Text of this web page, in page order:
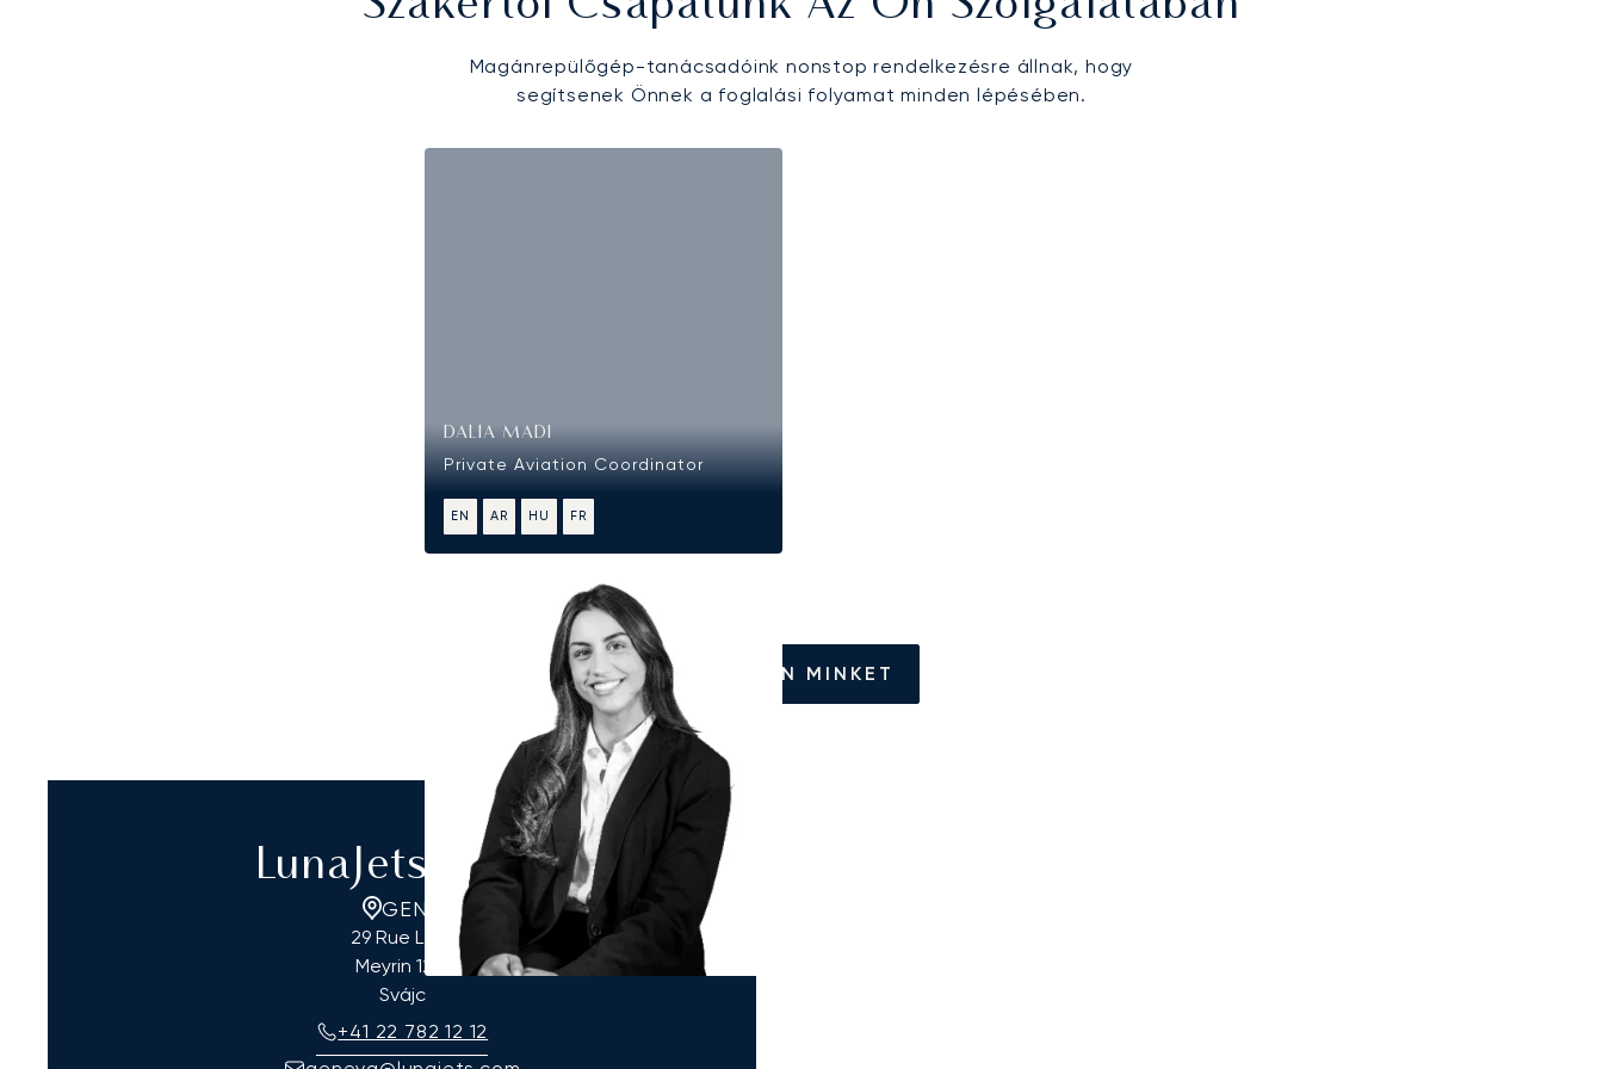
Magánrepülőgép-tanácsadóink nonstop rendelkezésre állnak, hogy
segítsenek Önnek a foglalási folyamat minden lépésében.
DALIA MADI
Private Aviation Coordinator
EN AR HU FR
HÍVJON MINKET
LunaJets Genf
GENF
29 Rue Lect
Meyrin 1217
Svájc
+41 22 782 12 12